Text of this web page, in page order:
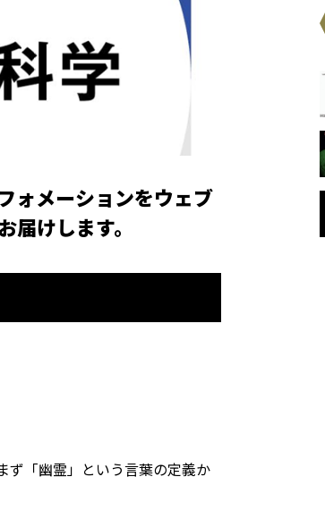
ォメーションをウェブ
けします。
ず「幽霊」という言葉の定義か